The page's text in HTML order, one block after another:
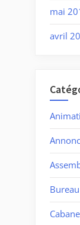
mai
avril
Bureau